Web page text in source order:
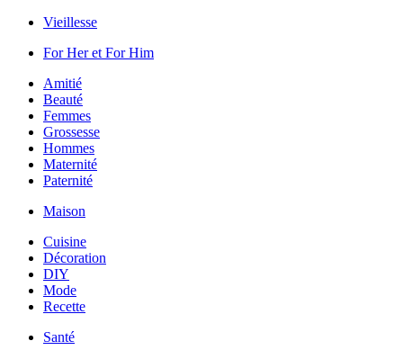
Vieillesse
For Her et For Him
Amitié
Beauté
Femmes
Grossesse
Hommes
Maternité
Paternité
Maison
Cuisine
Décoration
DIY
Mode
Recette
Santé